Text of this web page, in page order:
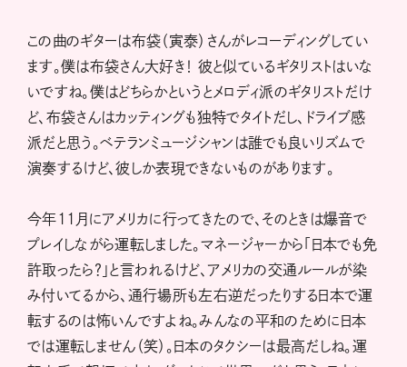
この曲のギターは布袋（寅泰）さんがレコーディングしてい
ます。僕は布袋さん大好き！ 彼と似ているギタリストはいな
いですね。僕はどちらかというとメロディ派のギタリストだけ
ど、布袋さんはカッティングも独特でタイトだし、ドライブ感
派だと思う。ベテランミュージシャンは誰でも良いリズムで
演奏するけど、彼しか表現できないものがあります。
今年11月にアメリカに行ってきたので、そのときは爆音で
プレイしながら運転しました。マネージャーから「日本でも免
許取ったら？」と言われるけど、アメリカの交通ルールが染
み付いてるから、通行場所も左右逆だったりする日本で運
転するのは怖いんですよね。みんなの平和のために日本
では運転しません（笑）。日本のタクシーは最高だしね。運